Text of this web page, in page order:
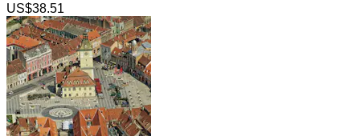
US$38.51